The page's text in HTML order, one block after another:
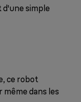
simple
ce robot
dans les